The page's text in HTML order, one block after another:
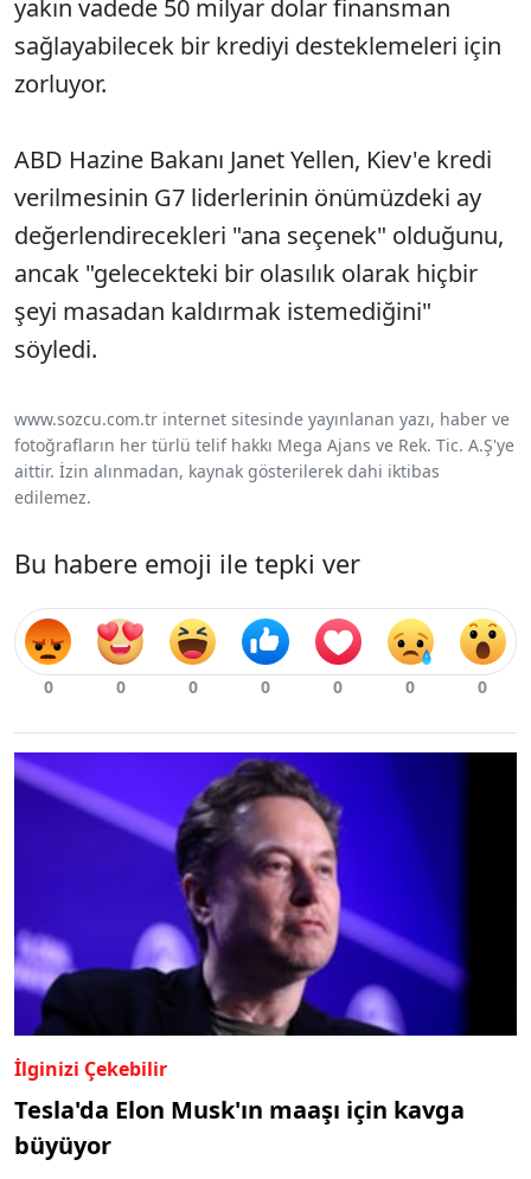
yakın vadede 50 milyar dolar finansman
sağlayabilecek bir krediyi desteklemeleri için
zorluyor.
ABD Hazine Bakanı Janet Yellen, Kiev'e kredi
verilmesinin G7 liderlerinin önümüzdeki ay
değerlendirecekleri "ana seçenek" olduğunu,
ancak "gelecekteki bir olasılık olarak hiçbir
şeyi masadan kaldırmak istemediğini"
söyledi.
www.sozcu.com.tr internet sitesinde yayınlanan yazı, haber ve
fotoğrafların her türlü telif hakkı Mega Ajans ve Rek. Tic. A.Ş'ye
aittir. İzin alınmadan, kaynak gösterilerek dahi iktibas
edilemez.
Bu habere emoji ile tepki ver
İlginizi Çekebilir
Tesla'da Elon Musk'ın maaşı için kavga
büyüyor